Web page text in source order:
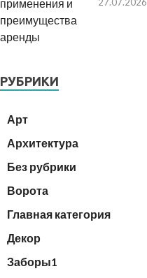
РУБРИКИ
Арт
Архитектура
Без рубрики
Ворота
Главная категория
Декор
Заборы1